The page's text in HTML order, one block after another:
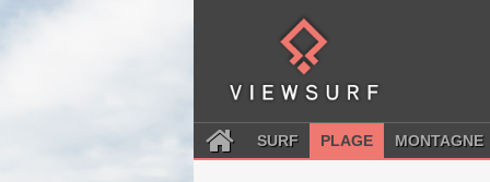
SURF PLAGE MONTAGNE